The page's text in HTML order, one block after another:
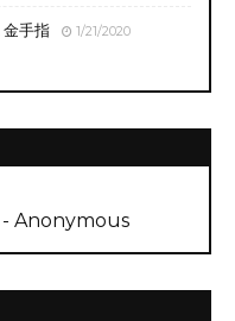
手指 1/21/2020
- Anonymous